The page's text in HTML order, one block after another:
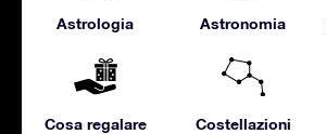
Astrologia Astronomia
Cosa regalare Costellazioni